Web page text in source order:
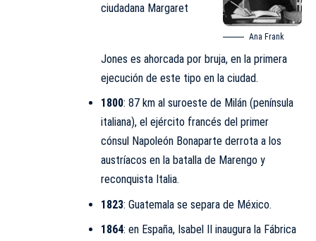
Ana Frank
ciudadana Margaret
Jones es ahorcada por bruja, en la primera
ejecución de este tipo en la ciudad.
1800: 87 km al suroeste de Milán (península
italiana), el ejército francés del primer
cónsul Napoleón Bonapartederrota a los
austríacos en la batalla de Marengo y
reconquista Italia.
1823: Guatemala se separa de México.
1864: en España, Isabel II inaugura la Fábrica